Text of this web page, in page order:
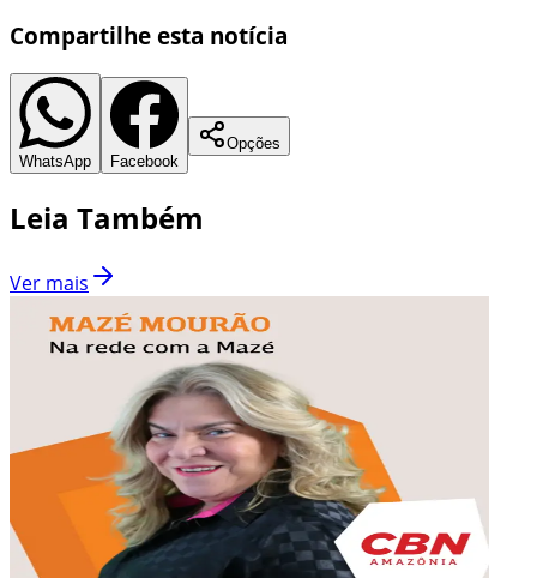
Compartilhe esta notícia
WhatsApp Facebook
Opções
Leia Também
Ver mais